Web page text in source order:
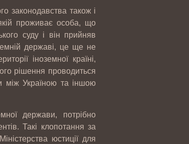
законодавства також і
проживає особа, що
суду і він прийняв
державі, це ще не
іноземної країні,
рішення проводиться
між Україною та іншою
держави, потрібно
Такі клопотання за
юстиції для